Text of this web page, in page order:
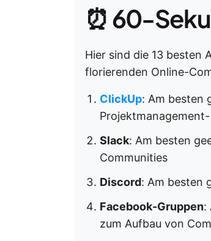
⏰ 60-
Hier sind die 13 besten
florierenden Online-
ClickUp: Am besten
Slack: Am besten
Communities
Discord: Am besten
Facebook-Gruppen:
zum Aufbau von